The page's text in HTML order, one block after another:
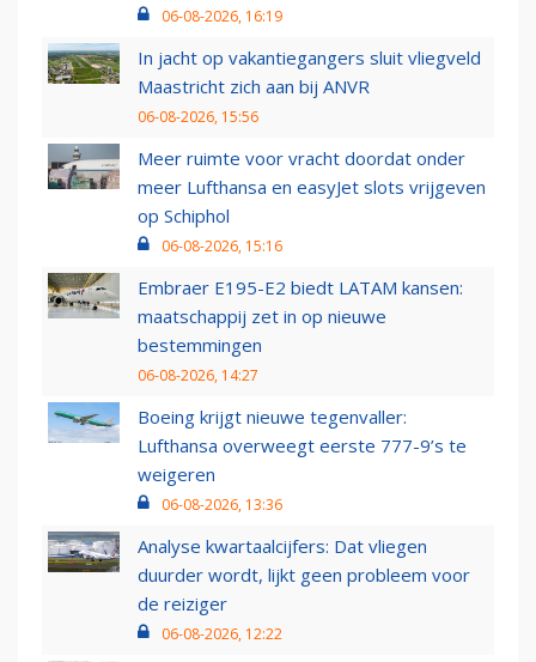
06-08-2026, 16:19
In jacht op vakantiegangers sluit vliegveld
Maastricht zich aan bij ANVR
06-08-2026, 15:56
Meer ruimte voor vracht doordat onder
meer Lufthansa en easyJet slots vrijgeven
op Schiphol
06-08-2026, 15:16
Embraer E195-E2 biedt LATAM kansen:
maatschappij zet in op nieuwe
bestemmingen
06-08-2026, 14:27
Boeing krijgt nieuwe tegenvaller:
Lufthansa overweegt eerste 777-9’s te
weigeren
06-08-2026, 13:36
Analyse kwartaalcijfers: Dat vliegen
duurder wordt, lijkt geen probleem voor
de reiziger
06-08-2026, 12:22